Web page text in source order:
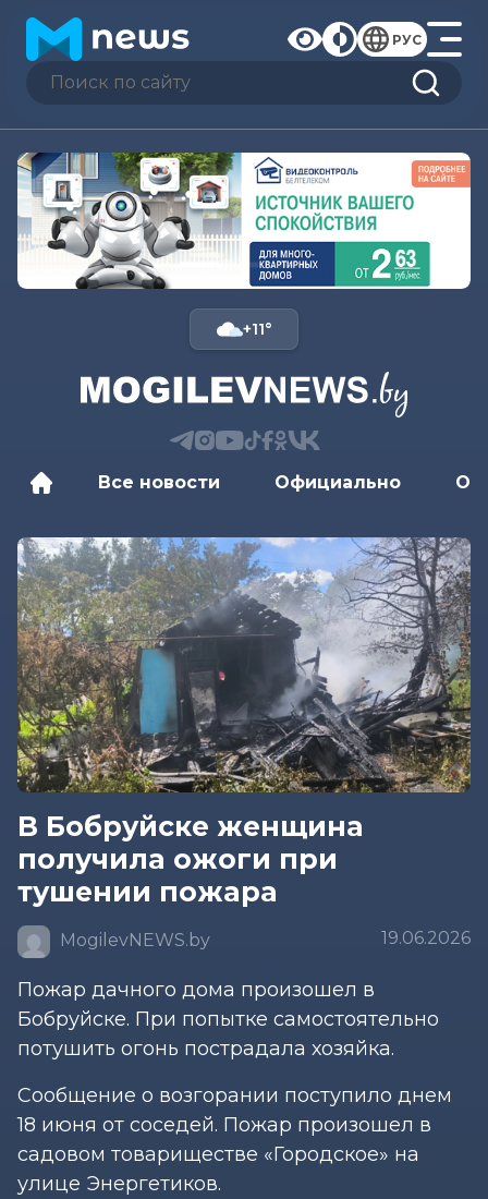
РУС
+11°
Все новости Официально
В Бобруйске женщина
получила ожоги при
тушении пожара
MogilevNEWS.by 19.06.2026
Пожар дачного дома произошел в
Бобруйске. При попытке самостоятельно
потушить огонь пострадала хозяйка.
Сообщение о возгорании поступило днем
18 июня от соседей. Пожар произошел в
садовом товариществе «Городское» на
улице Энергетиков.